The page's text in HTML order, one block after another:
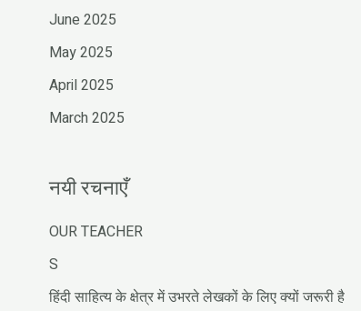
June 2025
May 2025
April 2025
March 2025
नयी रचनाएँ
OUR TEACHER
S
हिंदी साहित्य के क्षेत्र में उभरते लेखकों के लिए क्यों जरूरी है